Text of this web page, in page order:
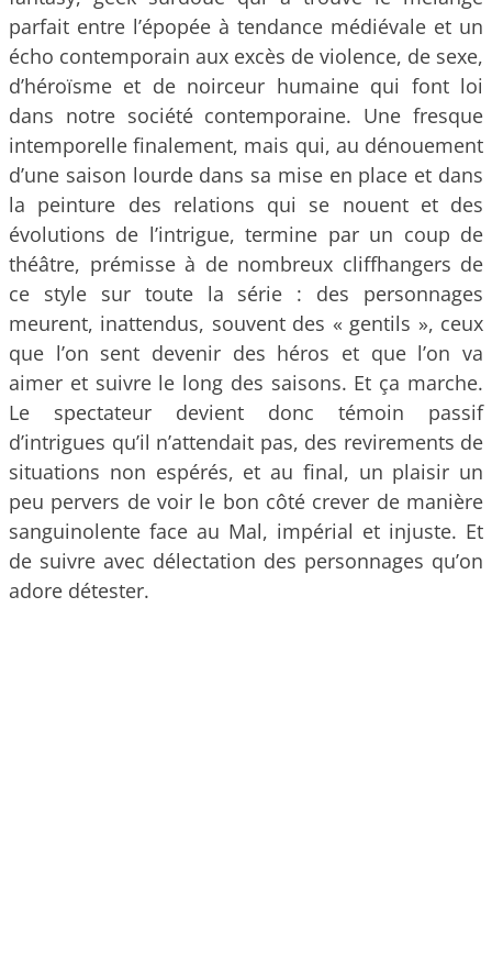
parfait entre l’épopée à tendance médiévale et un
écho contemporain aux excès de violence, de sexe,
d’héroïsme et de noirceur humaine qui font loi
dans notre société contemporaine. Une fresque
intemporelle finalement, mais qui, au dénouement
d’une saison lourde dans sa mise en place et dans
la peinture des relations qui se nouent et des
évolutions de l’intrigue, termine par un coup de
théâtre, prémisse à de nombreux cliffhangers de
ce style sur toute la série : des personnages
meurent, inattendus, souvent des « gentils », ceux
que l’on sent devenir des héros et que l’on va
aimer et suivre le long des saisons. Et ça marche.
Le spectateur devient donc témoin passif
d’intrigues qu’il n’attendait pas, des revirements de
situations non espérés, et au final, un plaisir un
peu pervers de voir le bon côté crever de manière
sanguinolente face au Mal, impérial et injuste. Et
de suivre avec délectation des personnages qu’on
adore détester.